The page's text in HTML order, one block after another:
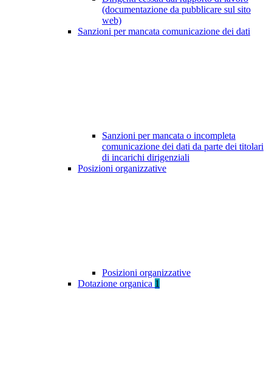
(documentazione da pubblicare sul sito
web)
Sanzioni per mancata comunicazione dei dati
Sanzioni per mancata o incompleta
comunicazione dei dati da parte dei titolari
di incarichi dirigenziali
Posizioni organizzative
Posizioni organizzative
Dotazione organica 1